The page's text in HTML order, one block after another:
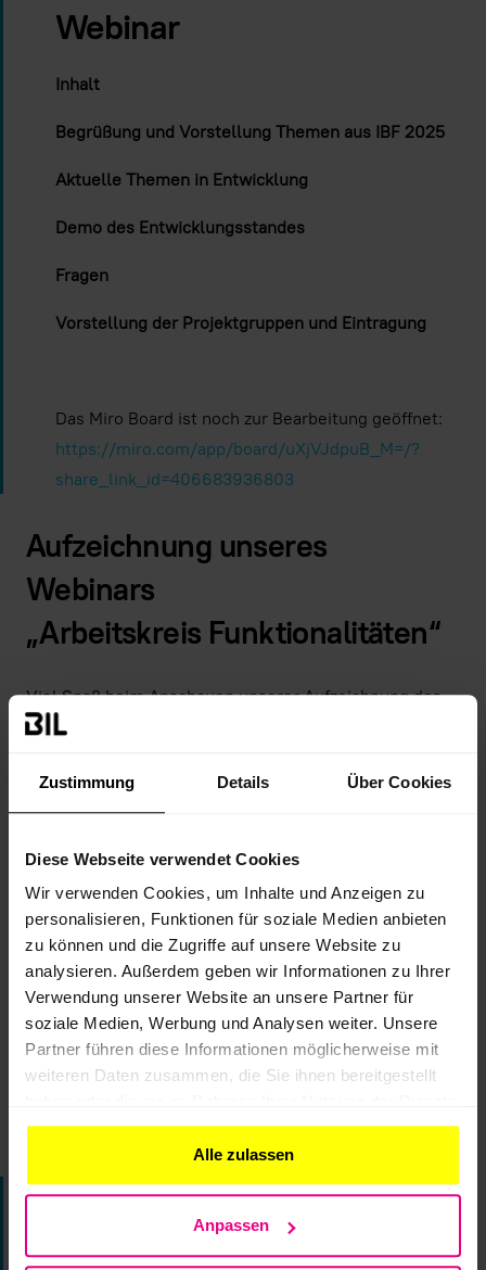
Zustimmung Details Über Cookies
Diese Webseite verwendet Cookies
Wir verwenden Cookies, um Inhalte und Anzeigen zu
personalisieren, Funktionen für soziale Medien anbieten
zu können und die Zugriffe auf unsere Website zu
analysieren. Außerdem geben wir Informationen zu Ihrer
Verwendung unserer Website an unsere Partner für
soziale Medien, Werbung und Analysen weiter. Unsere
Partner führen diese Informationen möglicherweise mit
weiteren Daten zusammen, die Sie ihnen bereitgestellt
gesammelt haben.
Alle zulassen
Anpassen
Webinar
Inhalt
Begrüßung und Vorstellung Themen aus IBF 2025
Aktuelle Themen in Entwicklung
Demo des Entwicklungsstandes
Fragen
Vorstellung der Projektgruppen und Eintragung
Das Miro Board ist noch zur Bearbeitung geöffnet:
https://miro.com/app/board/uXjVJdpuB_M=/?
share_link_id=406683936803
Aufzeichnung unseres
Webinars
„Arbeitskreis Funktionalitäten“
Viel Spaß beim Anschauen unserer Aufzeichnung des
Webinars vom
Indem Sie dieses Video laden, stimmen Sie der
Youtube
zu und akzeptieren die Verwendung
Immer Youtube-Videos auf allen
Video laden
Informationen zum
Webinar